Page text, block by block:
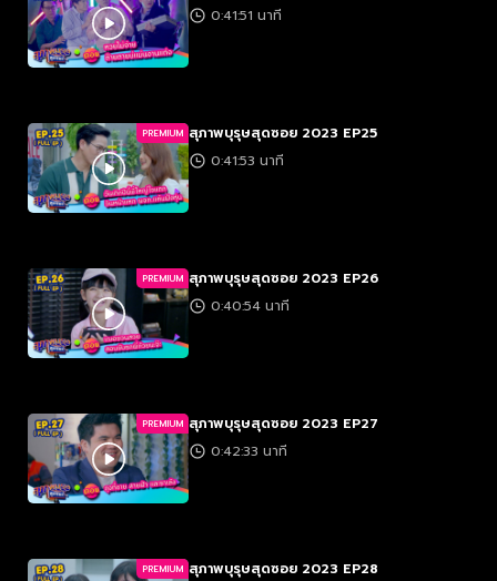
0:41:51 นาที
PREMIUM สุภาพบุรุษสุดซอย 2023 EP25
0:41:53 นาที
PREMIUM สุภาพบุรุษสุดซอย 2023 EP26
0:40:54 นาที
PREMIUM สุภาพบุรุษสุดซอย 2023 EP27
0:42:33 นาที
PREMIUM สุภาพบุรุษสุดซอย 2023 EP28